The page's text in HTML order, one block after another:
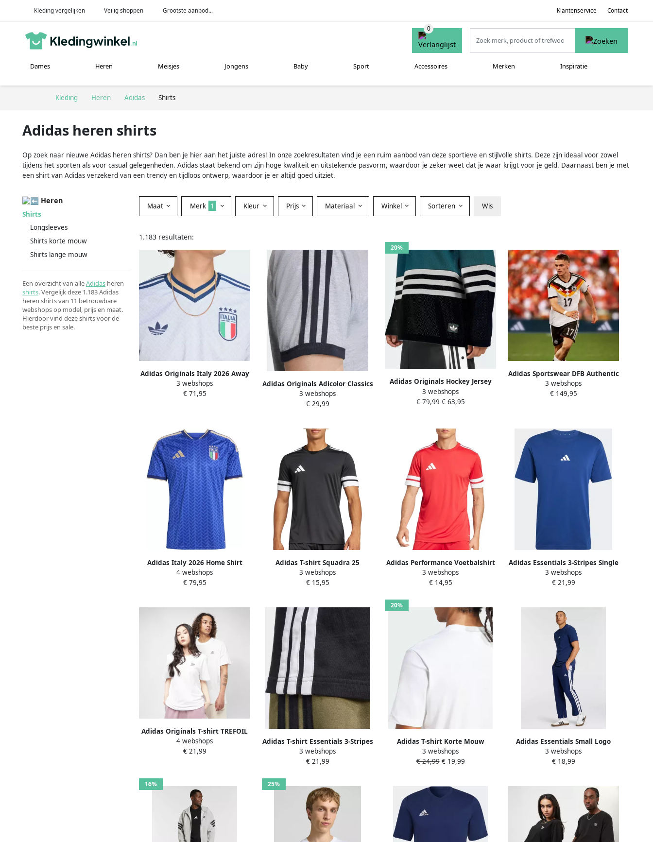
Kleding vergelijken Veilig shoppen Grootste aanbod... Klantenservice Contact
Dames Heren Meisjes Jongens Baby Sport Accessoires Merken Inspiratie
Kleding Heren Adidas Shirts
Adidas heren shirts
Op zoek naar nieuwe Adidas heren shirts? Dan ben je hier aan het juiste adres! In onze zoekresultaten vind je een ruim aanbod van deze sportieve en stijlvolle shirts. Deze zijn ideaal voor zowel
tijdens het sporten als voor casual gelegenheden. Adidas staat bekend om zijn hoge kwaliteit en uitstekende pasvorm, waardoor je zeker weet dat je waar krijgt voor je geld. Daarnaast ben je met
een shirt van Adidas verzekerd van een trendy en tijdloos ontwerp, waardoor je er altijd goed uitziet.
Heren
Shirts
Longsleeves
Shirts korte mouw
Shirts lange mouw
Een overzicht van alleAdidas heren
shirts. Vergelijk deze 1.183 Adidas
heren shirts van 11 betrouwbare
webshops op model, prijs en maat.
Hierdoor vind deze shirts voor de
beste prijs en sale.
Maat Merk 1 Kleur Prijs Materiaal Winkel Sorteren Wis
1.183 resultaten:
Adidas Originals Italy 2026 Away
Shirt Blauw- Heren Blauw
3 webshops
€ 71,95
Adidas Originals Adicolor Classics
3-stripes T-shirt Grijs- Heren Grijs
3 webshops
€ 29,99
20%
Adidas Originals Hockey Jersey
Men Longsleeves groen Maat XL
Kleding
3 webshops
€ 79,99€ 63,95
Adidas Sportswear DFB Authentic
thuisshirt Duitsland 2026
3 webshops
€ 149,95
Adidas Italy 2026 Home Shirt
Blauw- Heren Blauw
4 webshops
€ 79,95
Adidas T-shirt Squadra 25
polyester recyclé
3 webshops
€ 15,95
Adidas Performance Voetbalshirt
SQUA25 JSY M
3 webshops
€ 14,95
Adidas Essentials 3-Stripes Single
Jersey Shirt Heren
3 webshops
€ 21,99
Adidas Originals T-shirt TREFOIL
ESS TEE drie-strepen essentials
shirt met trefoil-logo
4 webshops
€ 21,99
Adidas T-shirt Essentials 3-Stripes
jersey de coton doux
3 webshops
€ 21,99
20%
Adidas T-shirt Korte Mouw
Essentials Small Logo Single
Jersey T-Shirt
3 webshops
€ 24,99€ 19,99
Adidas Essentials Small Logo
Single Jersey T-shirt
3 webshops
€ 18,99
16% 25%